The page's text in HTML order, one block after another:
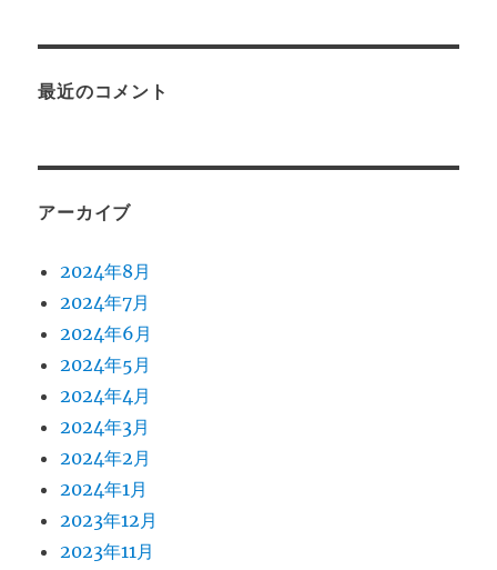
最近のコメント
アーカイブ
2024年8月
2024年7月
2024年6月
2024年5月
2024年4月
2024年3月
2024年2月
2024年1月
2023年12月
2023年11月